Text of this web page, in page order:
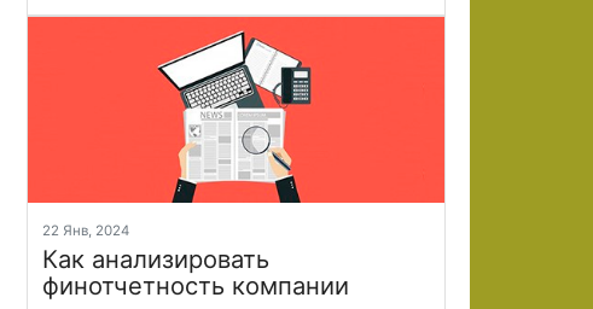
22 Янв, 2024
Как анализировать
финотчетность компании